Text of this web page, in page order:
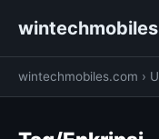
wintechmobiles.com ›